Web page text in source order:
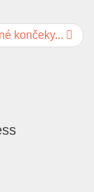
končeky...